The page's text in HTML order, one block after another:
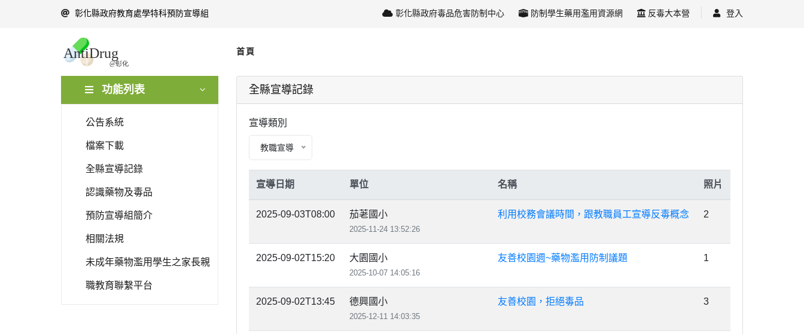
彰化縣政府教育處學特科預防宣導組 彰化縣政府毒品危害防制中心 防制學生藥用濫用資源網 反毒大本營 登入
首頁
功能列表
公告系統
檔案下載
全縣宣導記錄
認識藥物及毒品
預防宣導組簡介
相關法規
未成年藥物濫用學生之家長親
職教育聯繫平台
全縣宣導記錄
宣導類別
教職宣導
宣導日期 單位 名稱 照片
2025-09-03T08:00 茄荖國小
2025-11-24 13:52:26
利用校務會議時間，跟教職員工宣導反毒概念 2
2025-09-02T15:20 大園國小
2025-10-07 14:05:16
友善校園週~藥物濫用防制議題 1
2025-09-02T13:45 德興國小
2025-12-11 14:03:35
友善校園，拒絕毒品 3